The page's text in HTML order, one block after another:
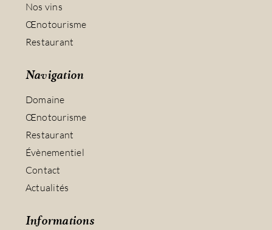
Nos vins
Œnotourisme
Restaurant
Navigation
Domaine
Œnotourisme
Restaurant
Évènementiel
Contact
Actualités
Informations